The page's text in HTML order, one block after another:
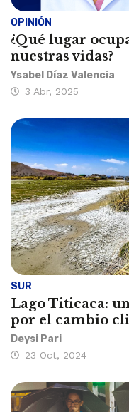
OPINIÓN
¿Qué lugar
nuestras vidas?
Ysabel Díaz Valencia
3 Abr, 2025
SUR
Lago Titicaca:
por el cambio
Deysi Pari
23 Oct, 2024